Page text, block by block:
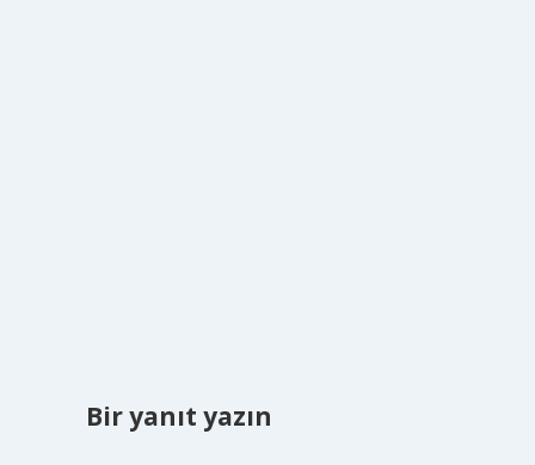
Bir yanıt yazın